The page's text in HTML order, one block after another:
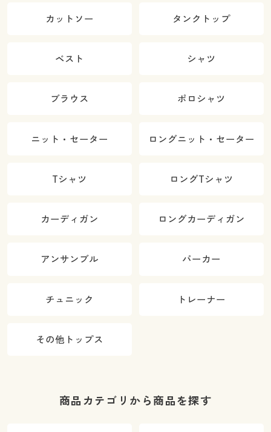
カットソー タンクトップ
ベスト シャツ
ブラウス ポロシャツ
ニット・セーター ロングニット・セーター
Tシャツ ロングTシャツ
カーディガン ロングカーディガン
アンサンブル パーカー
チュニック トレーナー
その他トップス
商品カテゴリから商品を探す